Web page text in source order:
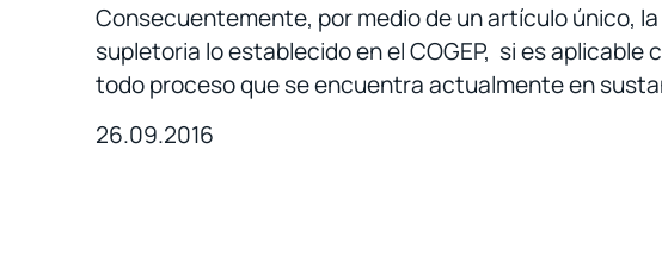
Consecuentemente, por medio de un artículo único,
supletoria lo establecido en el COGEP, si es
todo proceso que se encuentra actualmente en
26.09.2016